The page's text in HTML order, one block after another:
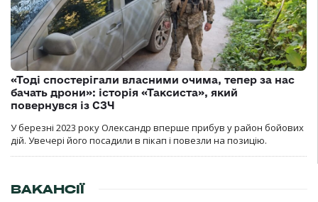
«Тоді спостерігали власними очима, тепер за нас
бачать дрони»: історія «Таксиста», який
повернувся із СЗЧ
У березні 2023 року Олександр вперше прибув у район бойових
дій. Увечері його посадили в пікап і повезли на позицію.
ВАКАНСІЇ